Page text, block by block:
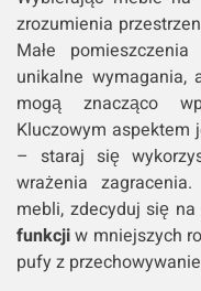
zrozumienia
Małe
unikalne wymagania,
mogą znacząco
Kluczowym aspektem
– staraj się
wrażenia
mebli, zdecyduj się
funkcjiw mniejszych
pufy z